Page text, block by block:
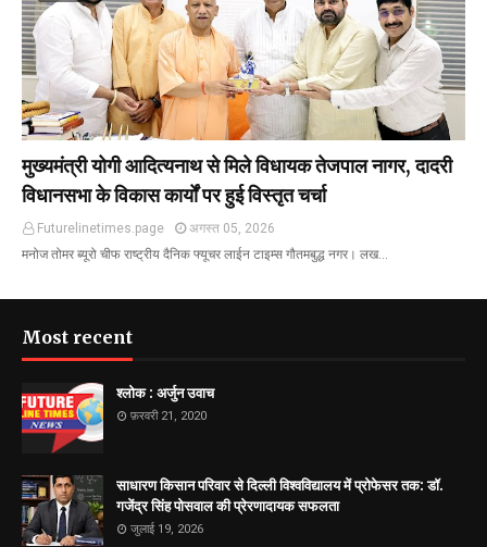
मुख्यमंत्री योगी आदित्यनाथ से मिले विधायक तेजपाल नागर, दादरी
विधानसभा के विकास कार्यों पर हुई विस्तृत चर्चा
Futurelinetimes.page
अगस्त 05, 2026
मनोज तोमर ब्यूरो चीफ राष्ट्रीय दैनिक फ्यूचर लाईन टाइम्स गौतमबुद्ध नगर। लख…
Most recent
श्लोक : अर्जुन उवाच
फ़रवरी 21, 2020
साधारण किसान परिवार से दिल्ली विश्वविद्यालय में प्रोफेसर तक: डॉ.
गजेंद्र सिंह पोसवाल की प्रेरणादायक सफलता
जुलाई 19, 2026